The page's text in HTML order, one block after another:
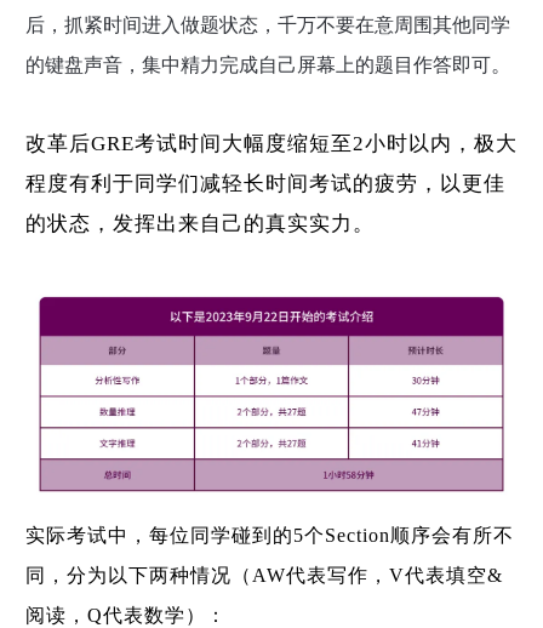
后，抓紧时间进入做题状态，千万不要在意周围其他同学
的键盘声音，集中精力完成自己屏幕上的题目作答即可。
改革后GRE考试时间大幅度缩短至2小时以内，极大
程度有利于同学们减轻长时间考试的疲劳，以更佳
的状态，发挥出来自己的真实实力。
实际考试中，每位同学碰到的5个Section顺序会有所不
同，分为以下两种情况（AW代表写作，V代表填空&
阅读，Q代表数学）：